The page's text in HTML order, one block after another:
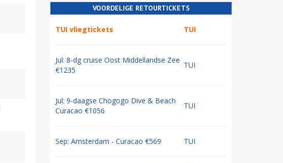
VOORDELIGE RETOURTICKETS
TUI vliegtickets TUI
Jul: 8-dg cruise Oost Middellandse Zee
€1235
TUI
Jul: 9-daagse Chogogo Dive & Beach
Curacao €1056
TUI
Sep: Amsterdam - Curacao €569 TUI